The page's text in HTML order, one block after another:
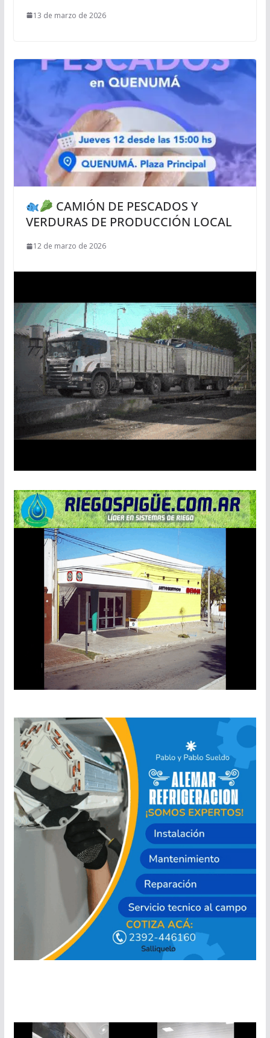
13 de marzo de 2026
CAMIÓN DE PESCADOS Y
VERDURAS DE PRODUCCIÓN LOCAL
12 de marzo de 2026